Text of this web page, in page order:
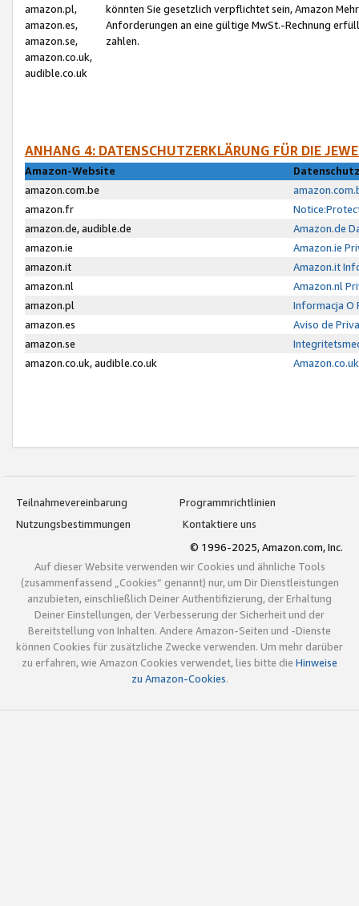
amazon.pl,
amazon.es,
amazon.se,
amazon.co.uk,
audible.co.uk
könnten Sie gesetzlich verpflichtet sein, Amazon
Anforderungen an eine gültige MwSt.-Rechnung
zahlen.
ANHANG 4: DATENSCHUTZERKLÄRUNG FÜR DIE
Amazon-Website
amazon.com.be
amazon.fr
amazon.de, audible.de
Amazon.de
amazon.ie
Amazon.ie
amazon.it
Amazon.it
amazon.nl
Amazon.nl
amazon.pl
Informacja O
amazon.es
Aviso de
amazon.se
amazon.co.uk, audible.co.uk
Teilnahmevereinbarung
Programmrichtlinien
Nutzungsbestimmungen
Kontaktiere uns
© 1996-2025, Amazon.com, Inc.
Auf dieser Website verwenden wir Cookies und ähnliche Tools
(zusammenfassend „Cookies“ genannt) nur, um Dir Dienstleistungen
anzubieten, einschließlich Deiner Authentifizierung, der Erhaltung
Deiner Einstellungen, der Verbesserung der Sicherheit und der
Bereitstellung von Inhalten. Andere Amazon-Seiten und -Dienste
können Cookies für zusätzliche Zwecke verwenden. Um mehr darüber
zu erfahren, wie Amazon Cookies verwendet, lies bitte die Hinweise
zu Amazon-Cookies.